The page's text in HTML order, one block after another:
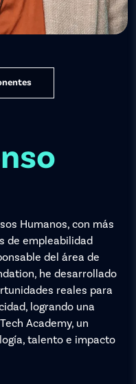
Humanos, con más
de empleabilidad
del área de
he desarrollado
reales para
logrando una
Academy, un
talento e impacto